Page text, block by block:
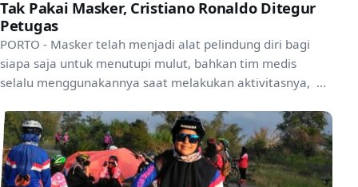
Tak Pakai Masker, Cristiano Ronaldo Ditegur
Petugas
PORTO - Masker telah menjadi alat pelindung diri bagi
siapa saja untuk menutupi mulut, bahkan tim medis
selalu menggunakannya saat melakukan aktivitasnya, di